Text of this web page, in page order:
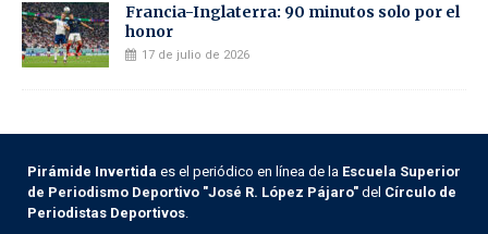
Francia-Inglaterra: 90 minutos solo por el
honor
17 de julio de 2026
Pirámide Invertida es el periódico en línea de la Escuela Superior
de Periodismo Deportivo "José R. López Pájaro" del Círculo de
Periodistas Deportivos